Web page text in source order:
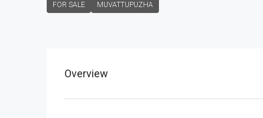
FOR SALE MUVATTUPUZHA
Overview